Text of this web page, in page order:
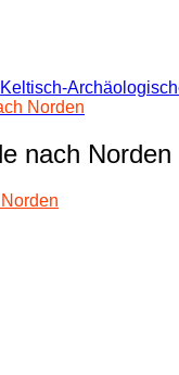
Norden
nach Norden